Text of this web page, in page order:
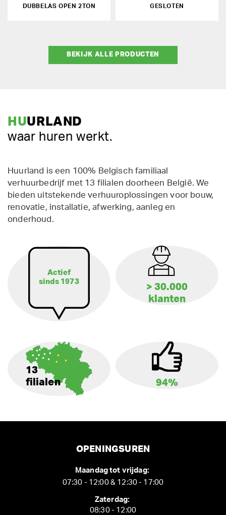
DUBBELAS OPEN 2TON
GESLOTEN
BEKIJK ALLE PRODUCTEN
HUURLAND
waar huren werkt.
Huurland is een 100% Belgisch familiaal
verhuurbedrijf met 13 filialen doorheen België. We
bieden uitstekende verhuuroplossingen voor bouw,
renovatie, installatie, afwerking, aanleg en
onderhoud.
Actief
sinds 1973
> 30.000
klanten
13
filialen
94%
OPENINGSUREN
Maandag tot vrijdag:
07:30 - 12:00 & 12:30 - 17:00
Zaterdag:
08:30 - 12:00